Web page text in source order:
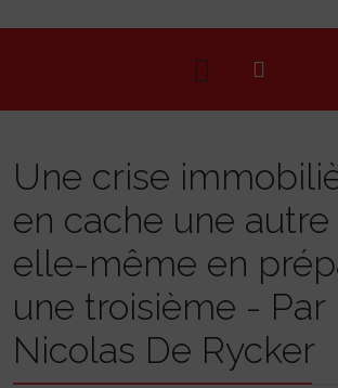
Une crise
en cache une autre
elle-même en
une troisième - Par
Nicolas De Rycker